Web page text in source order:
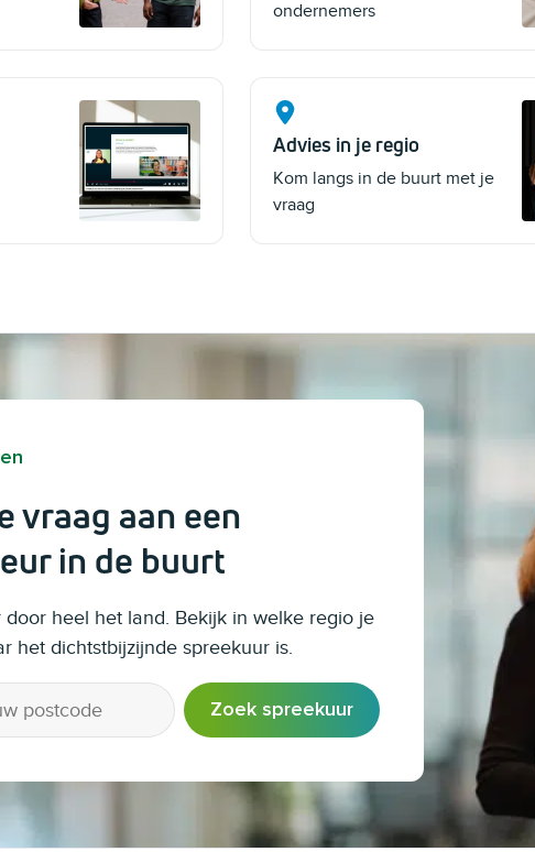
ondernemers
Advies in je regio
Kom langs in de buurt met je
vraag
vraag aan een
in de buurt
door heel het land. Bekijk in welke regio je
het dichtstbijzijnde spreekuur is.
Zoek spreekuur